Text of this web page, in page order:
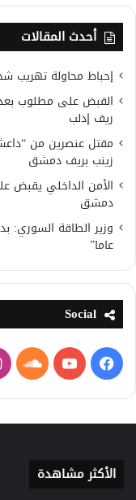
أحدث المقالات
إحباط محاولة تهريب
ريف إدلب
مقتل عنصرين من
زينب بريف دمشق
الأمن الداخلي يقبض
دمشق
عاما”
Social
فيسبوكيوتيوب
الأكثر مشاهدة